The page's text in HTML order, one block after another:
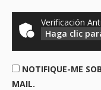
Verificación
Haga clic
NOTIFIQUE-ME
MAIL.